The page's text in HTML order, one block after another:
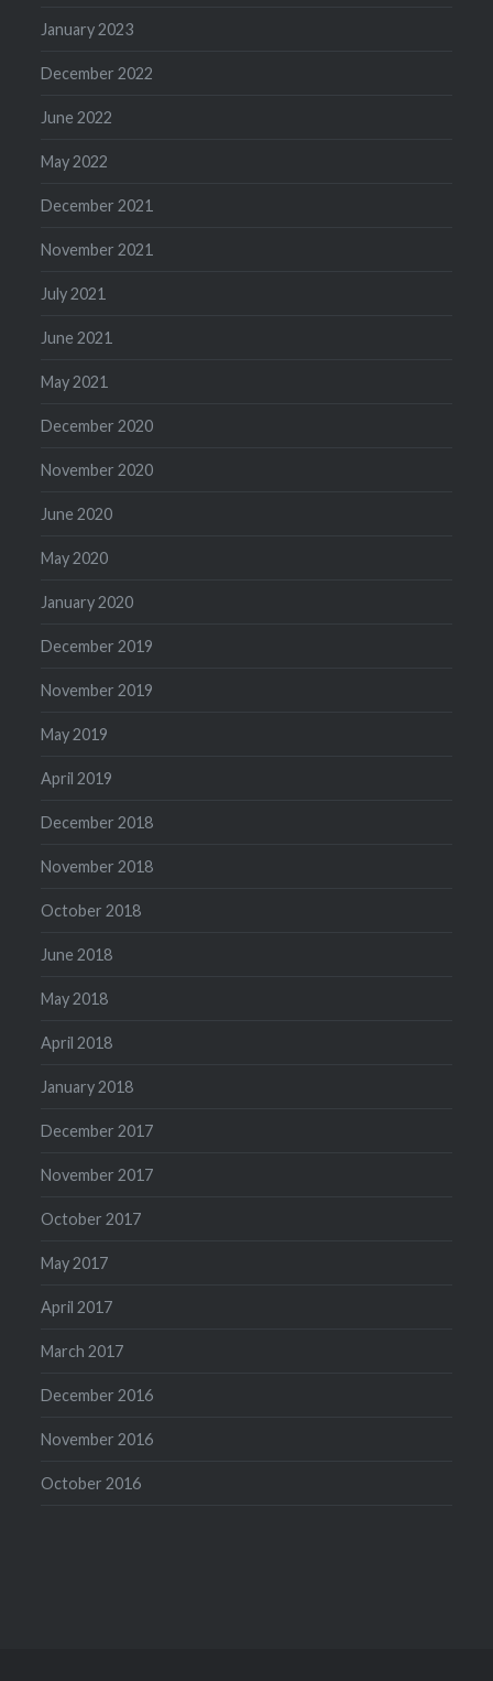
January 2023
December 2022
June 2022
May 2022
December 2021
November 2021
July 2021
June 2021
May 2021
December 2020
November 2020
June 2020
May 2020
January 2020
December 2019
November 2019
May 2019
April 2019
December 2018
November 2018
October 2018
June 2018
May 2018
April 2018
January 2018
December 2017
November 2017
October 2017
May 2017
April 2017
March 2017
December 2016
November 2016
October 2016